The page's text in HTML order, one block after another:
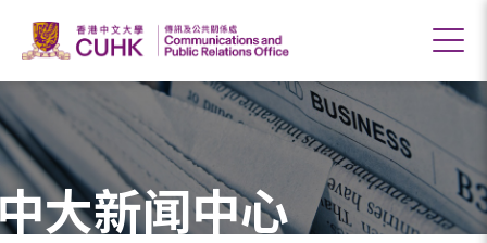
大新闻中心